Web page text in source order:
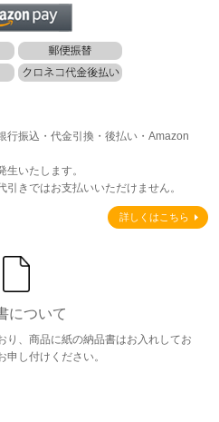
行振込・代金引換・後払い・Amazon
いたします。
きではお支払いいただけません。
詳しくはこちら
について
り、商品に紙の納品書はお入れしてお
し付けください。